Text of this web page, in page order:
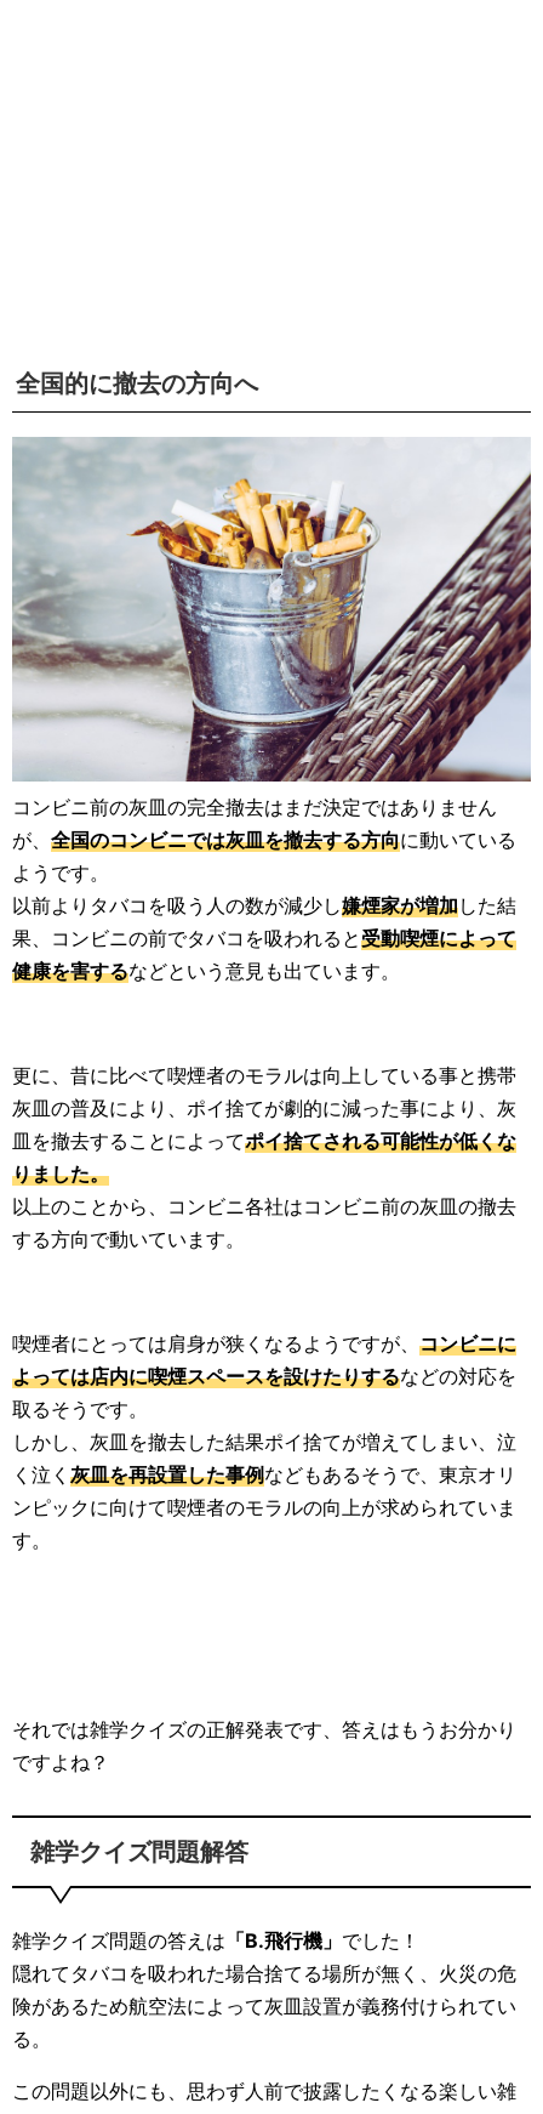
全国的に撤去の方向へ
コンビニ前の灰皿の完全撤去はまだ決定ではありません
が、 全国のコンビニでは灰皿を撤去する方向に動いている
ようです。
以前よりタバコを吸う人の数が減少し嫌煙家が増加した結
果、コンビニの前でタバコを吸われると受動喫煙によって
健康を害するなどという意見も出ています。
更に、昔に比べて喫煙者のモラルは向上している事と携帯
灰皿の普及により、ポイ捨てが劇的に減った事により、灰
皿を撤去することによってポイ捨てされる可能性が低くな
りました。
以上のことから、コンビニ各社はコンビニ前の灰皿の撤去
する方向で動いています。
喫煙者にとっては肩身が狭くなるようですが、 コンビニに
よっては店内に喫煙スペースを設けたりするなどの対応を
取るそうです。
しかし、灰皿を撤去した結果ポイ捨てが増えてしまい、泣
く泣く 灰皿を再設置した事例などもあるそうで、東京オリ
ンピックに向けて喫煙者のモラルの向上が求められていま
す。
それでは雑学クイズの正解発表です、答えはもうお分かり
ですよね？
雑学クイズ問題解答
雑学クイズ問題の答えは 「B.飛行機」 でした！
隠れてタバコを吸われた場合捨てる場所が無く、火災の危
険があるため航空法によって灰皿設置が義務付けられてい
る。
この問題以外にも、思わず人前で披露したくなる楽しい雑